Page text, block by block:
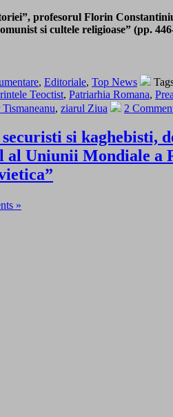
profesorul Florin
si cultele religioase” (pp.
, Editoriale, Top News
Teoctist, Patriarhia Romana,
, ziarul Ziua 2
si kaghebisti,
al Uniunii Mondiale
»